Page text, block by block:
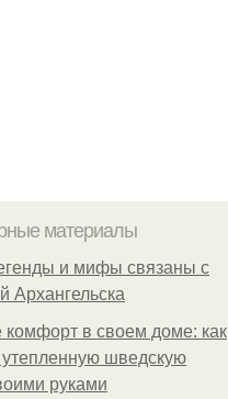
материалы
и мифы связаны с
Архангельска
комфорт в своем доме: как
утепленную шведскую
руками